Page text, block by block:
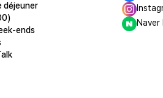
déjeuner
ends
Naver